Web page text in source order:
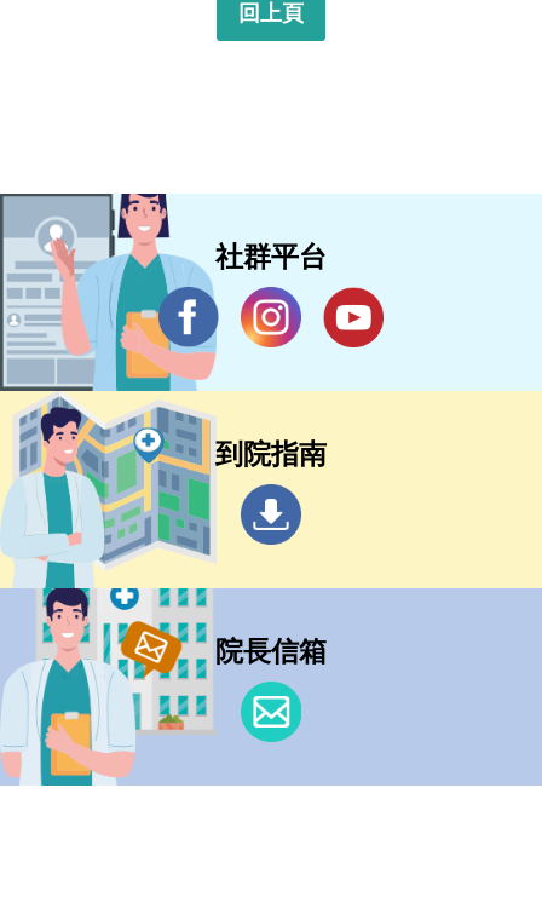
回上頁
社群平台
到院指南
院長信箱